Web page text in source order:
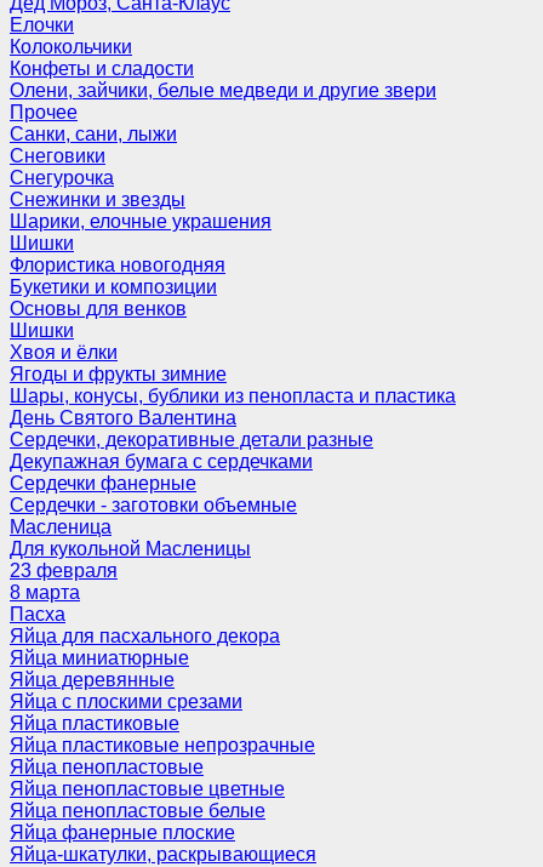
Елочки
Колокольчики
Конфеты и сладости
Олени, зайчики, белые медведи и другие звери
Прочее
Санки, сани, лыжи
Снеговики
Снегурочка
Снежинки и звезды
Шарики, елочные украшения
Шишки
Флористика новогодняя
Букетики и композиции
Основы для венков
Шишки
Хвоя и ёлки
Ягоды и фрукты зимние
Шары, конусы, бублики из пенопласта и пластика
День Святого Валентина
Сердечки, декоративные детали разные
Декупажная бумага с сердечками
Сердечки фанерные
Сердечки - заготовки объемные
Масленица
Для кукольной Масленицы
23 февраля
8 марта
Пасха
Яйца для пасхального декора
Яйца миниатюрные
Яйца деревянные
Яйца с плоскими срезами
Яйца пластиковые
Яйца пластиковые непрозрачные
Яйца пенопластовые
Яйца пенопластовые цветные
Яйца пенопластовые белые
Яйца фанерные плоские
Яйца-шкатулки, раскрывающиеся